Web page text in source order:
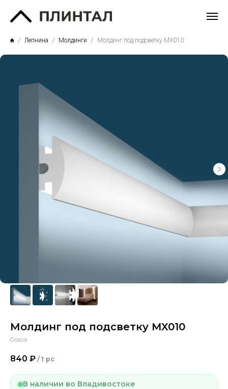
Лепнина Молдинги Молдинг под подсветку MX010
Молдинг под подсветку MX010
Cosca
840 ₽ / 1 pc
В наличии во Владивостоке